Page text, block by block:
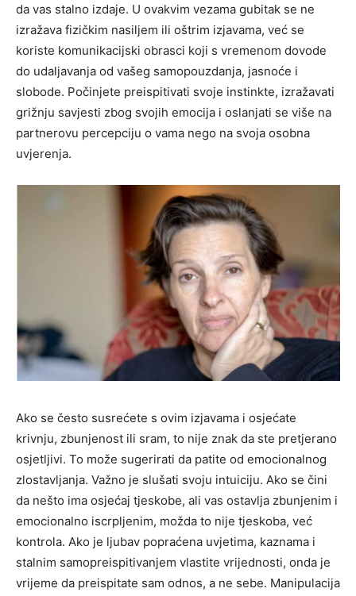
da vas stalno izdaje. U ovakvim vezama gubitak se ne
izražava fizičkim nasiljem ili oštrim izjavama, već se
koriste komunikacijski obrasci koji s vremenom dovode
do udaljavanja od vašeg samopouzdanja, jasnoće i
slobode. Počinjete preispitivati svoje instinkte, izražavati
grižnju savjesti zbog svojih emocija i oslanjati se više na
partnerovu percepciju o vama nego na svoja osobna
uvjerenja.
Ako se često susrećete s ovim izjavama i osjećate
krivnju, zbunjenost ili sram, to nije znak da ste pretjerano
osjetljivi. To može sugerirati da patite od emocionalnog
zlostavljanja. Važno je slušati svoju intuiciju. Ako se čini
da nešto ima osjećaj tjeskobe, ali vas ostavlja zbunjenim i
emocionalno iscrpljenim, možda to nije tjeskoba, već
kontrola. Ako je ljubav popraćena uvjetima, kaznama i
stalnim samopreispitivanjem vlastite vrijednosti, onda je
vrijeme da preispitate sam odnos, a ne sebe. Manipulacija